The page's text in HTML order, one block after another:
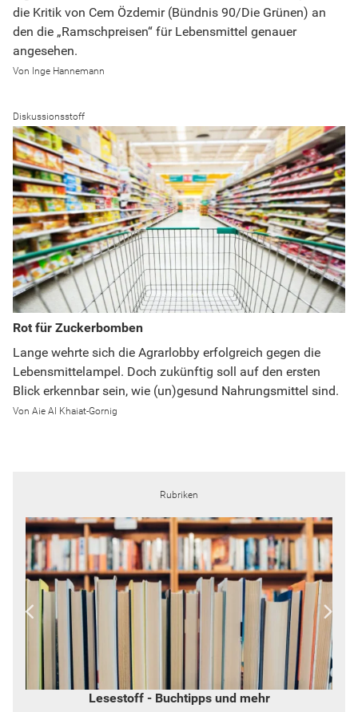
die Kritik von Cem Özdemir (Bündnis 90/Die Grünen) an
den die „Ramschpreisen“ für Lebensmittel genauer
angesehen.
Inge Hannemann
Diskussionsstoff
Rot für Zuckerbomben
Lange wehrte sich die Agrarlobby erfolgreich gegen die
Lebensmittelampel. Doch zukünftig soll auf den ersten
Blick erkennbar sein, wie (un)gesund Nahrungsmittel sind.
Aie Al Khaiat-Gornig
Rubriken
Lesestoff - Buchtipps und mehr